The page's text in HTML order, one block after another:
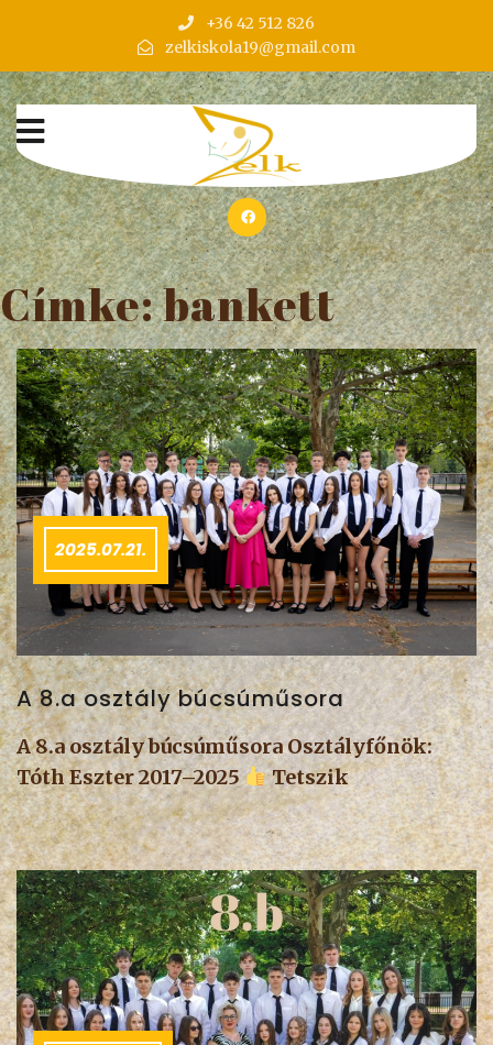
+36 42 512 826
zelkiskola19@gmail.com
Címke:bankett
2025.07.21.
A 8.a osztály búcsúműsora
A 8.a osztály búcsúműsora Osztályfőnök:
Tóth Eszter 2017–2025
Tetszik